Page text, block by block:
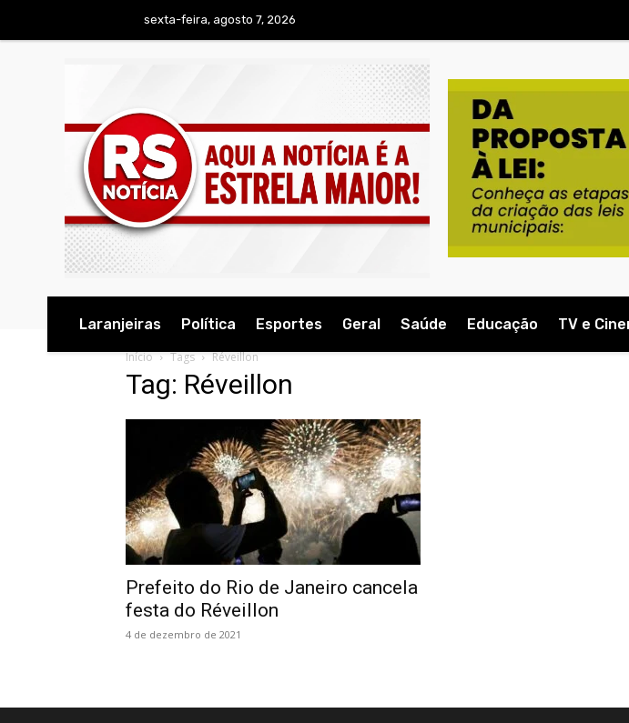
sexta-feira, agosto 7, 2026
Laranjeiras Política Esportes Geral Saúde Educação TV e
Início Tags Réveillon
Tag: Réveillon
Prefeito do Rio de Janeiro cancela
festa do Réveillon
4 de dezembro de 2021